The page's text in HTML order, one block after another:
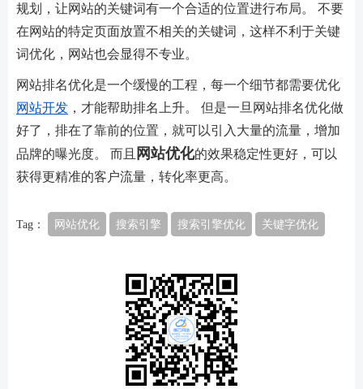
规划，让网站的关键词有一个合适的位置进行布局。 不要
在网站的特定页面放置不相关的关键词，这样不利于关键
词优化，网站也会显得不专业。
网站排名优化是一个缓慢的工程，每一个细节都需要优化
网站开发 ，才能帮助排名上升。 但是一旦网站排名优化做
好了，排在了靠前的位置，就可以引入大量的流量，增加
品牌的曝光度。 而且 网站优化的效果稳定性更好，可以
获得更精准的客户流量，转化率更高。
Tag： 网站优化 搜索引擎 搜索引擎优化 关键字优化